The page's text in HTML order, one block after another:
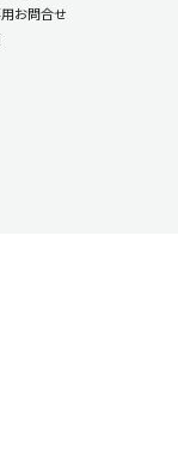
お問合せ